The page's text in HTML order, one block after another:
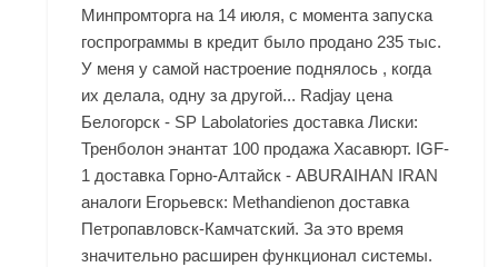
Минпромторга на 14 июля, с момента запуска
госпрограммы в кредит было продано 235 тыс.
У меня у самой настроение поднялось , когда
их делала, одну за другой... Radjay цена
Белогорск - SP Labolatories доставка Лиски:
Тренболон энантат 100 продажа Хасавюрт. IGF-
1 доставка Горно-Алтайск - ABURAIHAN IRAN
аналоги Егорьевск: Methandienon доставка
Петропавловск-Камчатский. За это время
значительно расширен функционал системы.